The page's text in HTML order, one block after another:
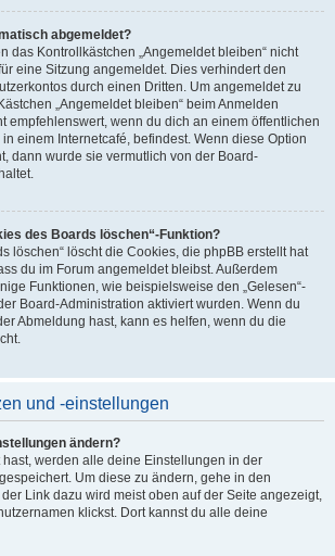
abgemeldet?
das Kontrollkästchen „Angemeldet bleiben“ nicht
eine Sitzung angemeldet. Dies verhindert den
durch einen Dritten. Um angemeldet zu
„Angemeldet bleiben“ beim Anmelden
empfehlenswert, wenn du dich an einem öffentlichen
einem Internetcafé, befindest. Wenn diese Option
dann wurde sie vermutlich von der Board-
des Boards löschen“-Funktion?
löschen“ löscht die Cookies, die phpBB erstellt hat
du im Forum angemeldet bleibst. Außerdem
Funktionen, wie beispielsweise den „Gelesen“-
Board-Administration aktiviert wurden. Wenn du
Abmeldung hast, kann es helfen, wenn du die
und -einstellungen
ändern?
werden alle deine Einstellungen in der
Um diese zu ändern, gehe in den
der Link dazu wird meist oben auf der Seite angezeigt,
klickst. Dort kannst du alle deine